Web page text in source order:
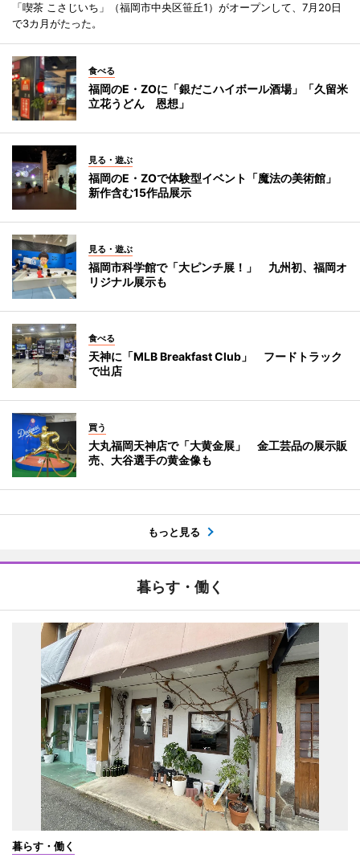
「喫茶 こさじいち」（福岡市中央区笹丘1）がオープンして、7月20日
で3カ月がたった。
食べる
福岡のE・ZOに「銀だこハイボール酒場」「久留米
立花うどん 恩想」
見る・遊ぶ
福岡のE・ZOで体験型イベント「魔法の美術館」
新作含む15作品展示
見る・遊ぶ
福岡市科学館で「大ピンチ展！」 九州初、福岡オ
リジナル展示も
食べる
天神に「MLB Breakfast Club」 フードトラック
で出店
買う
大丸福岡天神店で「大黄金展」 金工芸品の展示販
売、大谷選手の黄金像も
もっと見る
暮らす・働く
暮らす・働く